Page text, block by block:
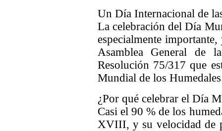
Un Día Internacional de
La celebración del Día
especialmente
Asamblea General de
Resolución 75/317 que
Mundial de los
¿Por qué celebrar el Día
Casi el 90 % de los
XVIII, y su velocidad de